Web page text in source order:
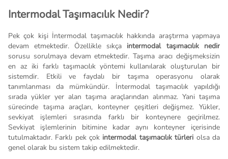
Intermodal Taşımacılık Nedir?
Pek çok kişi İntermodal taşımacılık hakkında araştırma yapmaya
devam etmektedir. Özellikle sıkça intermodal taşımacılık nedir
sorusu sorulmaya devam etmektedir. Taşıma aracı değişmeksizin
en az iki farklı taşımacılık yöntemi kullanılarak oluşturulan bir
sistemdir. Etkili ve faydalı bir taşıma operasyonu olarak
tanımlanması da mümkündür. İntermodal taşımacılık yapıldığı
sırada yükler yer alan taşıma araçlarından alınmaz. Yani taşıma
sürecinde taşıma araçları, konteyner çeşitleri değişmez. Yükler,
sevkiyat işlemleri sırasında farklı bir konteynere geçirilmez.
Sevkiyat işlemlerinin bitimine kadar aynı konteyner içerisinde
tutulmaktadır. Farklı pek çok intermodal taşımacılık türleri olsa da
genel olarak bu sistem takip edilmektedir.